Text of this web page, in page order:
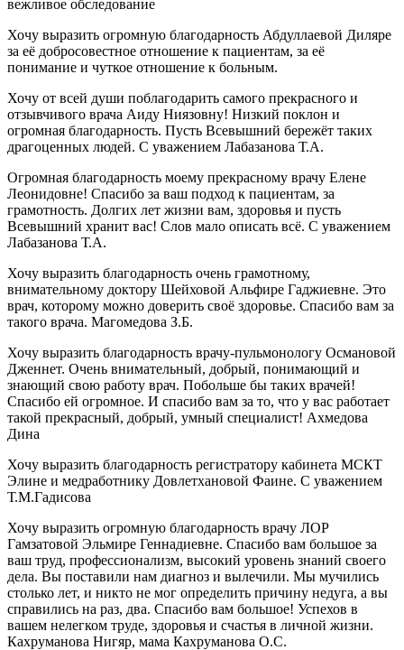
вежливое обследование
Хочу выразить огромную благодарность Абдуллаевой Диляре
за её добросовестное отношение к пациентам, за её
понимание и чуткое отношение к больным.
Хочу от всей души поблагодарить самого прекрасного и
отзывчивого врача Аиду Ниязовну! Низкий поклон и
огромная благодарность. Пусть Всевышний бережёт таких
драгоценных людей. С уважением Лабазанова Т.А.
Огромная благодарность моему прекрасному врачу Елене
Леонидовне! Спасибо за ваш подход к пациентам, за
грамотность. Долгих лет жизни вам, здоровья и пусть
Всевышний хранит вас! Слов мало описать всё. С уважением
Лабазанова Т.А.
Хочу выразить благодарность очень грамотному,
внимательному доктору Шейховой Альфире Гаджиевне. Это
врач, которому можно доверить своё здоровье. Спасибо вам за
такого врача. Магомедова З.Б.
Хочу выразить благодарность врачу-пульмонологу Османовой
Дженнет. Очень внимательный, добрый, понимающий и
знающий свою работу врач. Побольше бы таких врачей!
Спасибо ей огромное. И спасибо вам за то, что у вас работает
такой прекрасный, добрый, умный специалист! Ахмедова
Дина
Хочу выразить благодарность регистратору кабинета МСКТ
Элине и медработнику Довлетхановой Фаине. С уважением
Т.М.Гадисова
Хочу выразить огромную благодарность врачу ЛОР
Гамзатовой Эльмире Геннадиевне. Спасибо вам большое за
ваш труд, профессионализм, высокий уровень знаний своего
дела. Вы поставили нам диагноз и вылечили. Мы мучились
столько лет, и никто не мог определить причину недуга, а вы
справились на раз, два. Спасибо вам большое! Успехов в
вашем нелегком труде, здоровья и счастья в личной жизни.
Кахруманова Нигяр, мама Кахруманова О.С.